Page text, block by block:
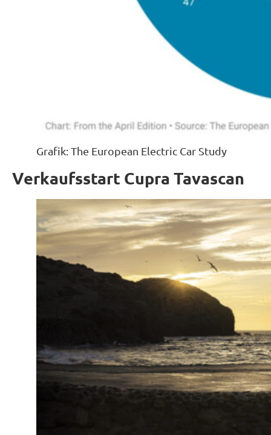
Grafik: The European Electric Car Study
Verkaufsstart Cupra Tavascan